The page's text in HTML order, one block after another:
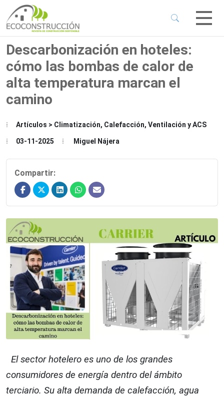
Menu
Menu
Menu
Descarbonización en hoteles:
cómo las bombas de calor de
alta temperatura marcan el
camino
Artículos > Climatización, Calefacción, Ventilación y ACS
03-11-2025 Miguel Nájera
Compartir:
El sector hotelero es uno de los grandes
consumidores de energía dentro del ámbito
terciario. Su alta demanda de calefacción, agua